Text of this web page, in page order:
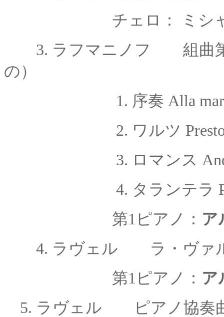
チェロ： ミシ
3. ラフマニノフ 組曲
の）
1. 序奏 Alla
2. ワルツ
3. ロマンス
4. タランテラ
第1ピアノ： ア
4. ラヴェル ラ・ヴァ
第1ピアノ： ア
5. ラヴェル ピアノ協